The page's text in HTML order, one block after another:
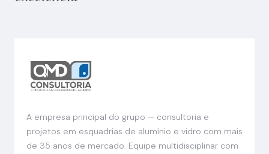
A empresa principal do grupo — consultoria e
projetos em esquadrias de alumínio e vidro com mais
de 35 anos de mercado. Equipe multidisciplinar com